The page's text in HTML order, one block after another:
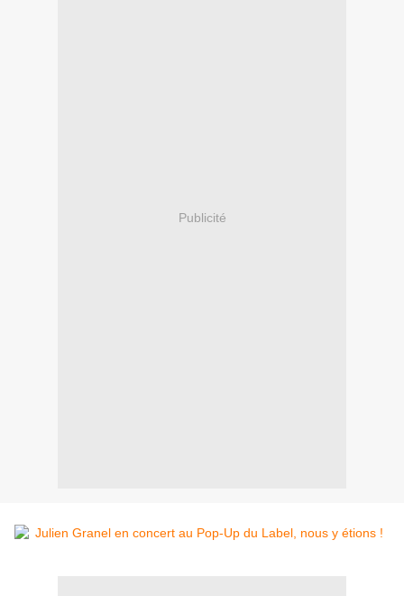
Publicité